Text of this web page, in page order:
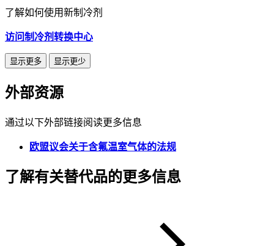
了解如何使用新制冷剂
访问制冷剂转换中心
显示更多 显示更少
外部资源
通过以下外部链接阅读更多信息
欧盟议会关于含氟温室气体的法规
了解有关替代品的更多信息